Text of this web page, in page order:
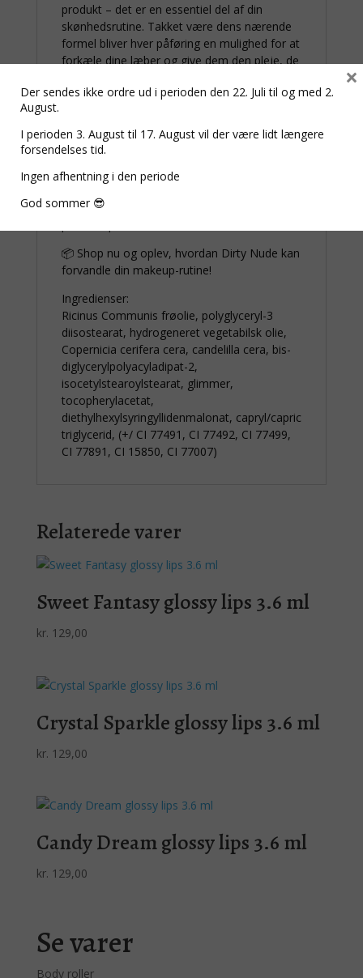
produkt – det er en essentiel del af din
skønhedsrutine. Takket være dens nærende
formel bliver hver påføring en mulighed for at
forkæle dine læber og give dem den pleje, de
smukke, præcist definerede læber – du får
også komfort, pleje og elegance samlet i ét
produkt. Uanset om du ønsker et naturligt
en særlig anledning, er Dirty Nude din
📦 Shop nu og oplev, hvordan Dirty Nude kan
forvandle din makeup-rutine!
Ingredienser:
Ricinus Communis frøolie, polyglyceryl-3
diisostearat, hydrogeneret vegetabilsk olie,
Copernicia cerifera cera, candelilla cera, bis-
diglycerylpolyacyladipat-2,
isocetylstearoylstearat, glimmer,
tocopherylacetat,
diethylhexylsyringyllidenmalonat, capryl/capric
triglycerid, (+/ CI 77491, CI 77492, CI 77499,
CI 77891, CI 15850, CI 77007)
Relaterede varer
Sweet Fantasy glossy lips 3.6 ml
kr. 129,00
Crystal Sparkle glossy lips 3.6 ml
kr. 129,00
Candy Dream glossy lips 3.6 ml
kr. 129,00
Se varer
Body roller
Der sendes ikke ordre ud i perioden den 22. Juli til og med 2.
August.
I perioden 3. August til 17. August vil der være lidt længere
forsendelses tid.
Ingen afhentning i den periode
God sommer 😎
×